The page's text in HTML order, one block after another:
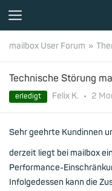
mailbox User Forum
Technische Störung
erledigt Felix K. • 2
Sehr geehrte Kundinnen
derzeit liegt bei mailbox
Performance-
Infolgedessen kann die